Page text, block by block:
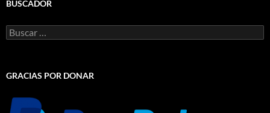
BUSCADOR
Buscar:
GRACIAS POR DONAR